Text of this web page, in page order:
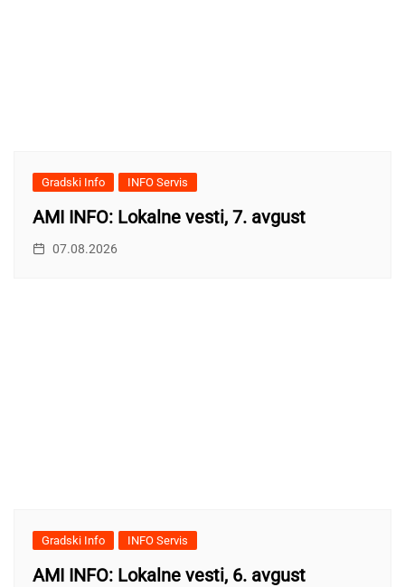
Gradski Info INFO Servis
AMI INFO: Lokalne vesti, 7. avgust
07.08.2026
Gradski Info INFO Servis
AMI INFO: Lokalne vesti, 6. avgust